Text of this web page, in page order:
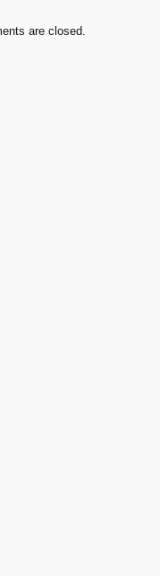
are closed.